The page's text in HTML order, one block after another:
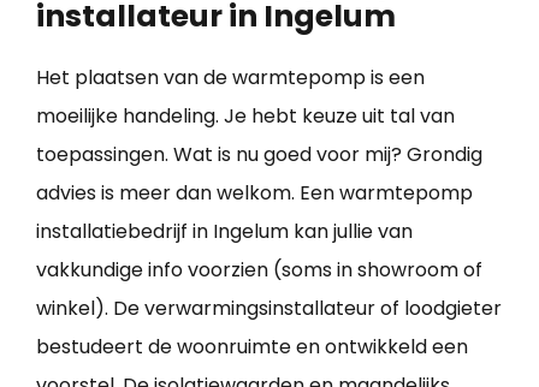
installateur in Ingelum
Het plaatsen van de warmtepomp is een
moeilijke handeling. Je hebt keuze uit tal van
toepassingen. Wat is nu goed voor mij? Grondig
advies is meer dan welkom. Een warmtepomp
installatiebedrijf in Ingelum kan jullie van
vakkundige info voorzien (soms in showroom of
winkel). De verwarmingsinstallateur of loodgieter
bestudeert de woonruimte en ontwikkeld een